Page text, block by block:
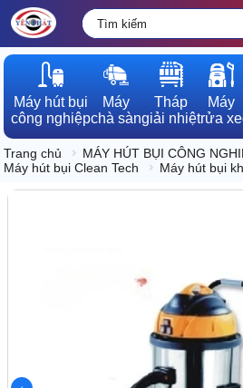
Máy hút bụi
công nghiệp
Máy
chà sàn
Tháp
giải nhiệt
Máy
rửa xe
Trang chủ
MÁY HÚT BỤI CÔNG
Máy hút bụi Clean Tech
Máy hút bụi